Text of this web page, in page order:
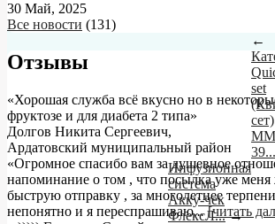
30 Май, 2025
Все новости (131)
Отзывы
«Хорошая служба всё вкусно но в
фруктозе и для диабета 2 типа»
Долгов Никита Сергеевич,
Ардатовский муниципальный район
«Огромное спасибо вам за душевное
напоминание о том , что посылка уже меня
быструю отправку , за многолетнее
непонятно и я переспрашиваю...[читать
←
set
сет)
39...
Инфузионная
система
Акку-чек
ФлексЛ...→